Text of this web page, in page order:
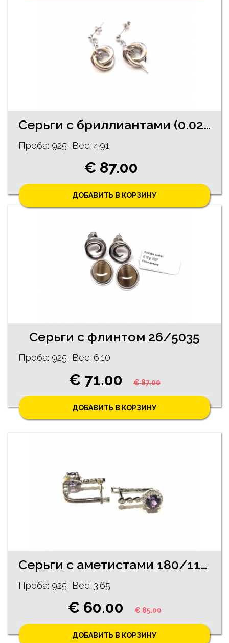
Серьги с бриллиантами (0.02 ct) 226/5735
Проба: 925, Bес: 4.91
€ 87.00
ДОБАВИТЬ В КОРЗИНУ
Серьги с флинтом 26/5035
Проба: 925, Bес: 6.10
€ 71.00 € 87.00
ДОБАВИТЬ В КОРЗИНУ
Серьги с аметистами 180/1145
Проба: 925, Bес: 3.65
€ 60.00 € 85.00
ДОБАВИТЬ В КОРЗИНУ